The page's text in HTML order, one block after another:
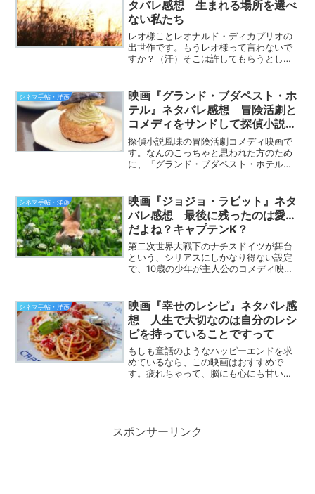
タバレ感想 生まれる場所を選べ
ない私たち
レオ様ことレオナルド・ディカプリオの
出世作です。もうレオ様って言わないで
すか？（汗）そこは許してもらうとし
ー・デップより注目されました。でも、
こうして、時間が経って見直...
シネマ手帖・洋画
映画『グランド・ブダペスト・ホ
テル』ネタバレ感想 冒険活劇と
コメディをサンドして探偵小説で
デコレーションした映画
探偵小説風味の冒険活劇コメディ映画で
す。なんのこっちゃと思われた方のため
に、『グランド・ブダペスト・ホテル』
という方も、「好きな俳優ばかり出てる
から思わず見ちゃった～」...
シネマ手帖・洋画
映画『ジョジョ・ラビット』ネタ
バレ感想 最後に残ったのは愛…
だよね？キャプテンK？
第二次世界大戦下のナチスドイツが舞台
という、シリアスにしかなり得ない設定
で、10歳の少年が主人公のコメディ映画
ください。私もです。私もそう思いまし
た。もちろん笑えないシ...
シネマ手帖・洋画
映画『幸せのレシピ』ネタバレ感
想 人生で大切なのは自分のレシ
ピを持っていることですって
もしも童話のようなハッピーエンドを求
めているなら、この映画はおすすめで
す。疲れちゃって、脳にも心にも甘い映
スポンサーリンク